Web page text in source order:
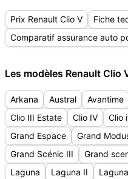
Prix Renault Clio V
Fiche
Comparatif assurance auto
Les modèles Renault Clio
Arkana Austral Avantime
Clio III Estate
Clio IV Clio
Grand Espace
Grand
Grand Scénic III
Grand
Laguna
Laguna II